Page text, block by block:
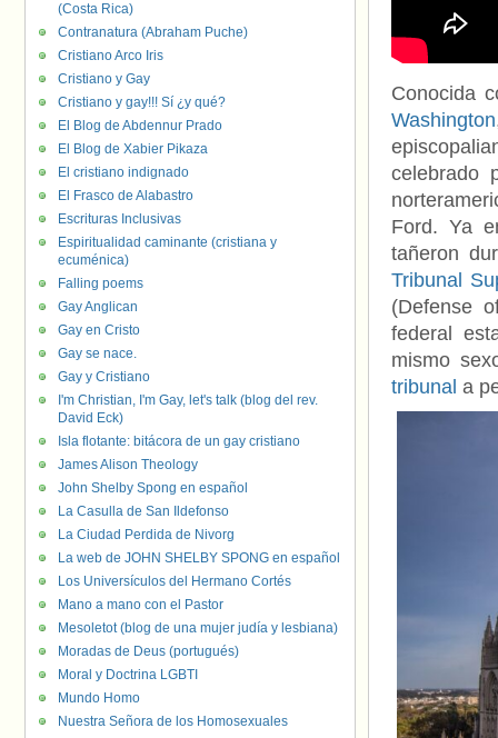
Conocida
Washington
celebrado
Ford. Ya
tañeron
Tribunal
(Defense
federal
mismo
tribunal a
(Costa Rica)
Contranatura (Abraham Puche)
Cristiano Arco Iris
Cristiano y Gay
Cristiano y gay!!! Sí ¿y qué?
El Blog de Abdennur Prado
El Blog de Xabier Pikaza
El cristiano indignado
El Frasco de Alabastro
Escrituras Inclusivas
Espiritualidad caminante (cristiana y
ecuménica)
Falling poems
Gay Anglican
Gay en Cristo
Gay se nace.
Gay y Cristiano
I'm Christian, I'm Gay, let's talk (blog del rev.
David Eck)
Isla flotante: bitácora de un gay cristiano
James Alison Theology
John Shelby Spong en español
La Casulla de San Ildefonso
La Ciudad Perdida de Nivorg
La web de JOHN SHELBY SPONG en español
Los Universículos del Hermano Cortés
Mano a mano con el Pastor
Mesoletot (blog de una mujer judía y lesbiana)
Moradas de Deus (portugués)
Moral y Doctrina LGBTI
Mundo Homo
Nuestra Señora de los Homosexuales